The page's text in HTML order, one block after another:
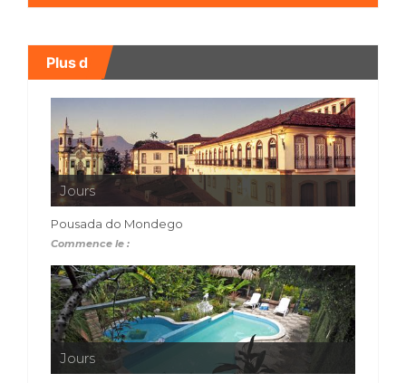
Plus d
Jours
Pousada do Mondego
Commence le :
Jours